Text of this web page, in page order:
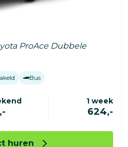
ProAce Dubbele
Bus
1 week
624,-
huren